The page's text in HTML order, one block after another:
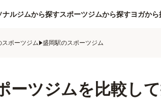
ナルジムから探すスポーツジムから探すヨガから
スポーツジム 盛岡駅のスポーツジム
ーツジムを比較し